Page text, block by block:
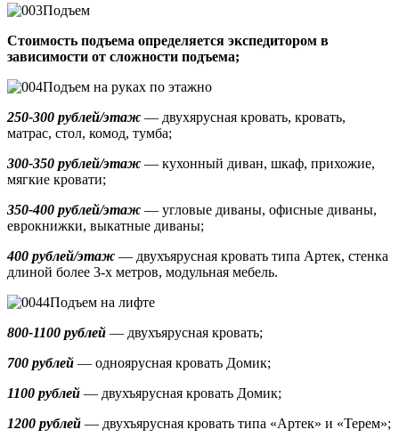
Подъем
Стоимость подъема определяется экспедитором в
зависимости от сложности подъема;
Подъем на руках по этажно
250-300 рублей/этаж — двухярусная кровать, кровать,
матрас, стол, комод, тумба;
300-350 рублей/этаж — кухонный диван, шкаф, прихожие,
мягкие кровати;
350-400 рублей/этаж — угловые диваны, офисные диваны,
еврокнижки, выкатные диваны;
400 рублей/этаж — двухъярусная кровать типа Артек, стенка
длиной более 3-х метров, модульная мебель.
Подъем на лифте
800-1100 рублей — двухъярусная кровать;
700 рублей — одноярусная кровать Домик;
1100 рублей — двухъярусная кровать Домик;
1200 рублей — двухъярусная кровать типа «Артек» и «Терем»;